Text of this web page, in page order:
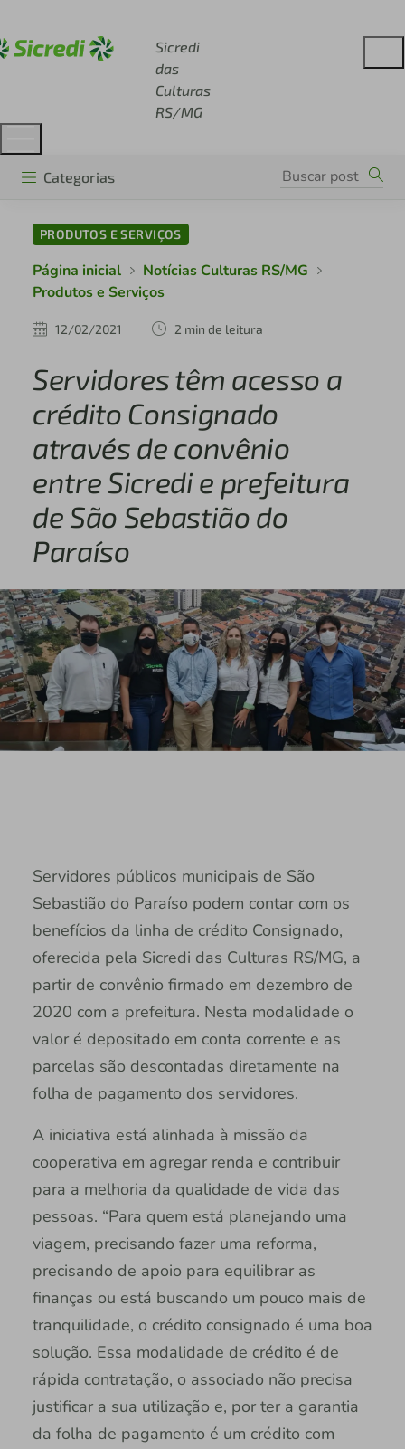
Sicredi
das
Culturas
RS/MG
Categorias
PRODUTOS E SERVIÇOS
Página inicial
Notícias Culturas RS/MG
Produtos e Serviços
12/02/2021 2 min de leitura
Servidores têm acesso a
crédito Consignado
através de convênio
entre Sicredi e prefeitura
de São Sebastião do
Paraíso
Servidores públicos municipais de São
Sebastião do Paraíso podem contar com os
benefícios da linha de crédito Consignado,
oferecida pela Sicredi das Culturas RS/MG, a
partir de convênio firmado em dezembro de
2020 com a prefeitura. Nesta modalidade o
valor é depositado em conta corrente e as
parcelas são descontadas diretamente na
folha de pagamento dos servidores.
A iniciativa está alinhada à missão da
cooperativa em agregar renda e contribuir
para a melhoria da qualidade de vida das
pessoas. “Para quem está planejando uma
viagem, precisando fazer uma reforma,
precisando de apoio para equilibrar as
finanças ou está buscando um pouco mais de
tranquilidade, o crédito consignado é uma boa
solução. Essa modalidade de crédito é de
rápida contratação, o associado não precisa
justificar a sua utilização e, por ter a garantia
da folha de pagamento é um crédito com